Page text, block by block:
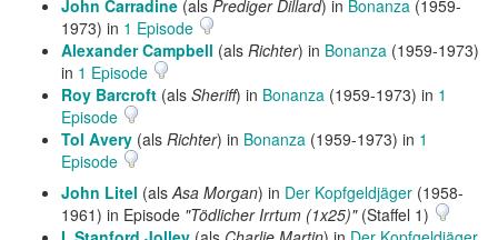
John Carradine (als Prediger Dillard) in Bonanza (1959-
1973) in 1 Episode
Alexander Campbell (als Richter) in Bonanza (1959-1973)
in 1 Episode
Roy Barcroft (als Sheriff) in Bonanza (1959-1973) in 1
Episode
Tol Avery (als Richter) in Bonanza (1959-1973) in 1
Episode
John Litel (alsAsa Morgan) in Der Kopfgeldjäger (1958-
1961) in Episode "Tödlicher Irrtum (1x25)"(Staffel 1)